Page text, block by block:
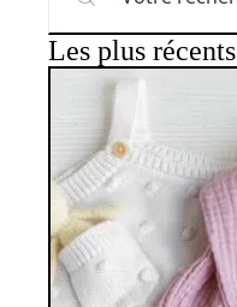
Les plus récents